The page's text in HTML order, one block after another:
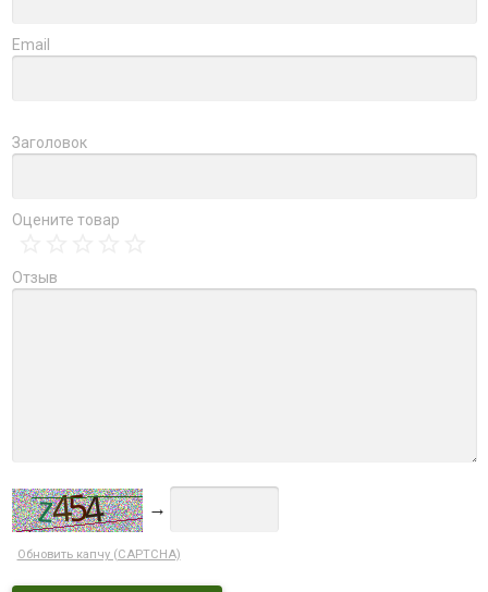
Email
Заголовок
Оцените товар
Отзыв
→
Обновить капчу (CAPTCHA)